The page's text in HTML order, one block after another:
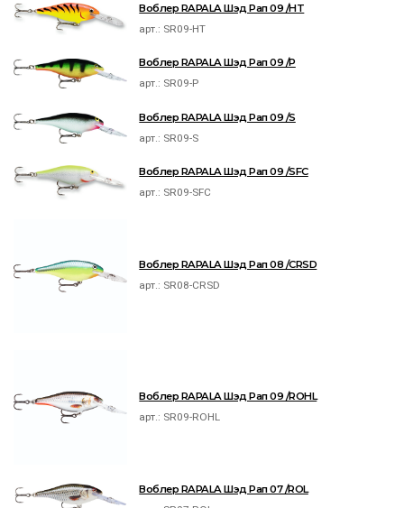
Воблер RAPALA Шэд Рап 09 /HT
арт.: SR09-HT
Воблер RAPALA Шэд Рап 09 /P
арт.: SR09-P
Воблер RAPALA Шэд Рап 09 /S
арт.: SR09-S
Воблер RAPALA Шэд Рап 09 /SFC
арт.: SR09-SFC
Воблер RAPALA Шэд Рап 08 /CRSD
арт.: SR08-CRSD
Воблер RAPALA Шэд Рап 09 /ROHL
арт.: SR09-ROHL
Воблер RAPALA Шэд Рап 07 /ROL